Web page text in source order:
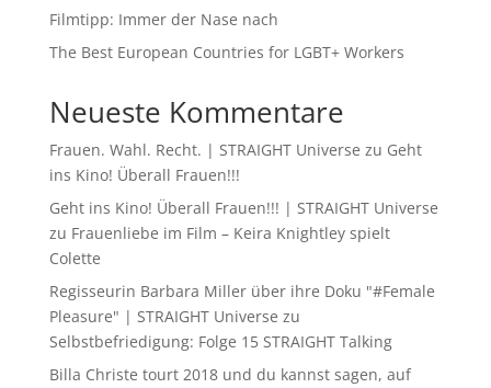
Filmtipp: Immer der Nase nach
The Best European Countries for LGBT+ Workers
Neueste Kommentare
Frauen. Wahl. Recht. | STRAIGHT Universe zu Geht
ins Kino! Überall Frauen!!!
Geht ins Kino! Überall Frauen!!! | STRAIGHT Universe
zu Frauenliebe im Film – Keira Knightley spielt
Colette
Regisseurin Barbara Miller über ihre Doku "#Female
Pleasure" | STRAIGHT Universe zu
Selbstbefriedigung: Folge 15 STRAIGHT Talking
Billa Christe tourt 2018 und du kannst sagen, auf